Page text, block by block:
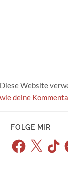
Diese Website
wie deine
FOLGE MIR
Facebook
X TikTok